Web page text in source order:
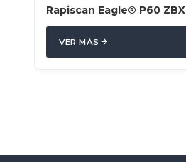
Rapiscan Eagle® P60 ZBX
VER MÁS